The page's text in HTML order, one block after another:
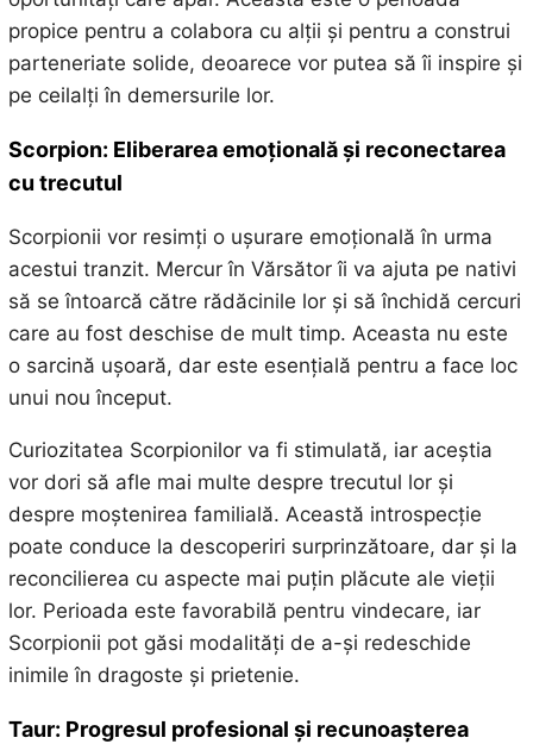
propice pentru a colabora cu alții și pentru a construi
parteneriate solide, deoarece vor putea să îi inspire și
pe ceilalți în demersurile lor.
Scorpion: Eliberarea emoțională și reconectarea
cu trecutul
Scorpionii vor resimți o ușurare emoțională în urma
acestui tranzit. Mercur în Vărsător îi va ajuta pe nativi
să se întoarcă către rădăcinile lor și să închidă cercuri
care au fost deschise de mult timp. Aceasta nu este
o sarcină ușoară, dar este esențială pentru a face loc
unui nou început.
Curiozitatea Scorpionilor va fi stimulată, iar aceștia
vor dori să afle mai multe despre trecutul lor și
despre moștenirea familială. Această introspecție
poate conduce la descoperiri surprinzătoare, dar și la
reconcilierea cu aspecte mai puțin plăcute ale vieții
lor. Perioada este favorabilă pentru vindecare, iar
Scorpionii pot găsi modalități de a-și redeschide
inimile în dragoste și prietenie.
Taur: Progresul profesional și recunoașterea